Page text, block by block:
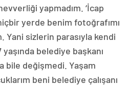
yapmadım. ‘İcap
yerde benim fotoğrafımı
Yani sizlerin parasıyla kendi
yaşında belediye başkanı
bile değişmedi. Yaşam
beni belediye çalışanı